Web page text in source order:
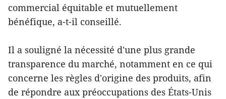
commercial équitable et mutuellement
bénéfique, a-t-il conseillé.
Il a souligné la nécessité d'une plus grande
transparence du marché, notamment en ce qui
concerne les règles d'origine des produits, afin
de répondre aux préoccupations des États-Unis